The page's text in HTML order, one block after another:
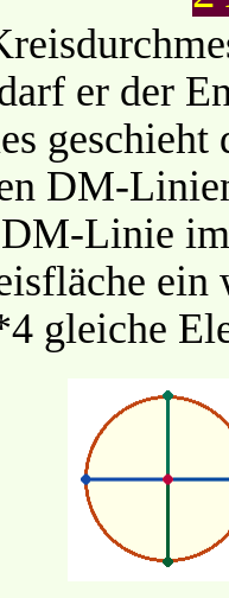
er der
DM-
Linie
ein
gleiche